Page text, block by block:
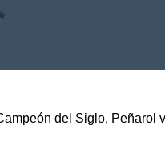
del Siglo, Peñarol